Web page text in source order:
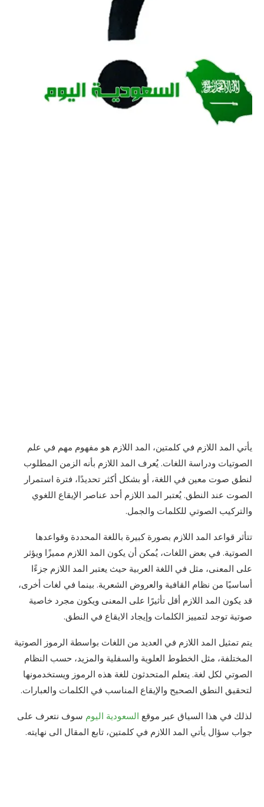
يأتي المد اللازم في كلمتين، المد اللازم هو مفهوم مهم في علم
الصوتيات ودراسة اللغات. يُعرف المد اللازم بأنه الزمن المطلوب
لنطق صوت معين في اللغة، أو بشكل أكثر تحديدًا، فترة استمرار
الصوت عند النطق. يُعتبر المد اللازم أحد عناصر الإيقاع اللغوي
والتركيب الصوتي للكلمات والجمل.
تتأثر قواعد المد اللازم بصورة كبيرة باللغة المحددة وقواعدها
الصوتية. في بعض اللغات، يُمكن أن يكون المد اللازم مميزًا ويؤثر
على المعنى، مثل في اللغة العربية حيث يعتبر المد اللازم جزءًا
أساسيًا من نظام القافية والعروض الشعرية. بينما في لغات أخرى،
قد يكون المد اللازم أقل تأثيرًا على المعنى ويكون مجرد خاصية
صوتية توجد لتمييز الكلمات وإيجاد الايقاع في النطق.
يتم تمثيل المد اللازم في العديد من اللغات بواسطة الرموز الصوتية
المختلفة، مثل الخطوط العلوية والسفلية والمزيد، حسب النظام
الصوتي لكل لغة. يتعلم المتحدثون للغة هذه الرموز ويستخدمونها
لتحقيق النطق الصحيح والإيقاع المناسب في الكلمات والعبارات.
لذلك في هذا السياق عبر موقع السعودية اليوم سوف نتعرف على
جواب سؤال يأتي المد اللازم في كلمتين، تابع المقال الى نهايته.